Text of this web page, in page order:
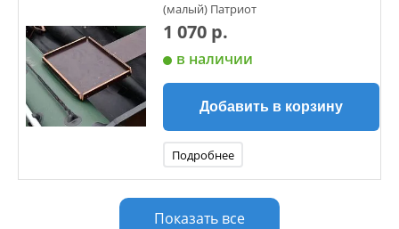
(малый) Патриот
1 070 р.
в наличии
Добавить в корзину
Подробнее
Показать все